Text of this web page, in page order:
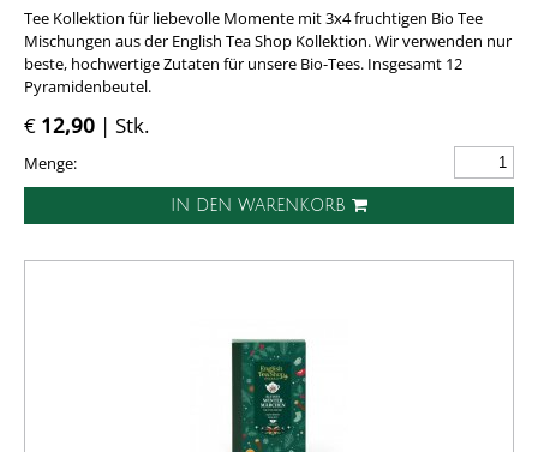
Tee Kollektion für liebevolle Momente mit 3x4 fruchtigen Bio Tee
Mischungen aus der English Tea Shop Kollektion. Wir verwenden nur
beste, hochwertige Zutaten für unsere Bio-Tees. Insgesamt 12
Pyramidenbeutel.
€ 12,90 | Stk.
Menge:
IN DEN WARENKORB